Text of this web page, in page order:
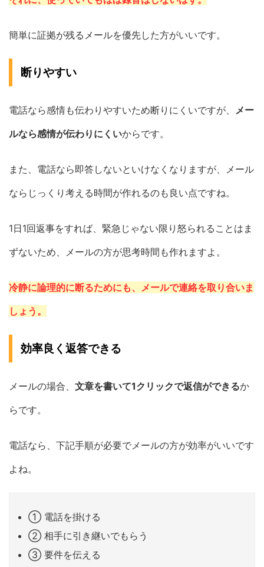
簡単に証拠が残るメールを優先した方がいいです。
断りやすい
電話なら感情も伝わりやすいため断りにくいですが、 メー
ルなら感情が伝わりにくいからです。
また、電話なら即答しないといけなくなりますが、メール
ならじっくり考える時間が作れるのも良い点ですね。
1日1回返事をすれば、緊急じゃない限り怒られることはま
ずないため、メールの方が思考時間も作れますよ。
冷静に論理的に断るためにも、メールで連絡を取り合いま
しょう。
効率良く返答できる
メールの場合、 文章を書いて1クリックで返信ができるか
らです。
電話なら、下記手順が必要でメールの方が効率がいいです
よね。
① 電話を掛ける
② 相手に引き継いでもらう
③ 要件を伝える